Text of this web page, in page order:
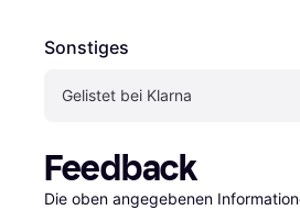
Sonstiges
Gelistet bei Klarna
Feedback
Die oben angegebenen